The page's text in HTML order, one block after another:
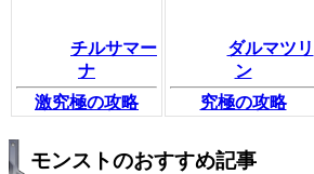
チルサマー
ナ
激究極の攻略
ダルマツリ
ン
究極の攻略
モンストのおすすめ記事